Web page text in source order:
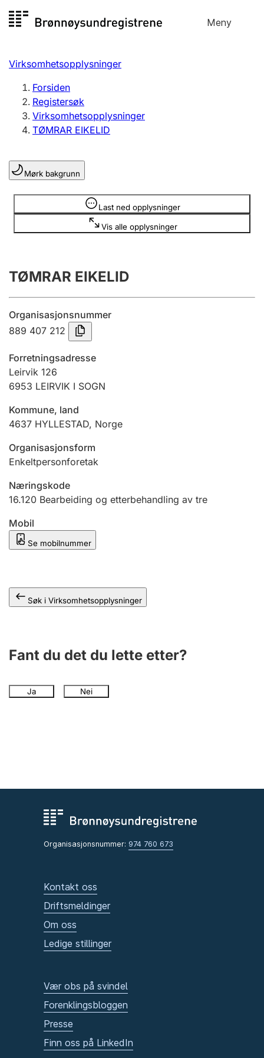
til
Meny
Registersøk
Aksjeselskap
Enkeltpersonforetak
Registrere, endre, slette
Lag og forening
Registrere, endre, slette
Årsregnskap
Innsending og forsinkelsesgebyr
Tinglysing
Jeger
Ektepaktveileder
Offentlig sektor
Andre tema
Virksomhetsopplysninger
Forsiden
Registersøk
Virksomhetsopplysninger
TØMRAR EIKELID
Mørk bakgrunn
Last ned opplysninger
Vis alle opplysninger
Opplysninger er skjult
TØMRAR EIKELID
Organisasjonsnummer
889 407 212
Forretningsadresse
Leirvik 126
6953 LEIRVIK I SOGN
Kommune, land
4637 HYLLESTAD, Norge
Organisasjonsform
Enkeltpersonforetak
Næringskode
16.120 Bearbeiding og etterbehandling av tre
Mobil
Se mobilnummer
Søk i Virksomhetsopplysninger
Fant du det du lette etter?
Ja Nei
Organisasjonsnummer: 974 760 673
Kontakt oss
Driftsmeldinger
Om oss
Ledige stillinger
Vær obs på svindel
Forenklingsbloggen
Presse
Finn oss på LinkedIn